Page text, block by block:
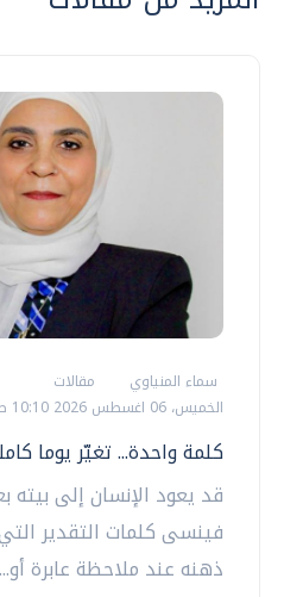
سماء المنياوي
مقالات
الخميس، 06 اغسطس 2026 10:10 ص
كلمة واحدة... تغيّر يوما
قد يعود الإنسان إلى بيته
فينسى كلمات التقدير
ذهنه عند ملاحظة عابرة أو...